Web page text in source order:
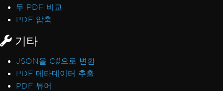
두 PDF 비교
PDF 압축
기타
JSON을 C#으로 변환
PDF 메타데이터 추출
PDF 뷰어